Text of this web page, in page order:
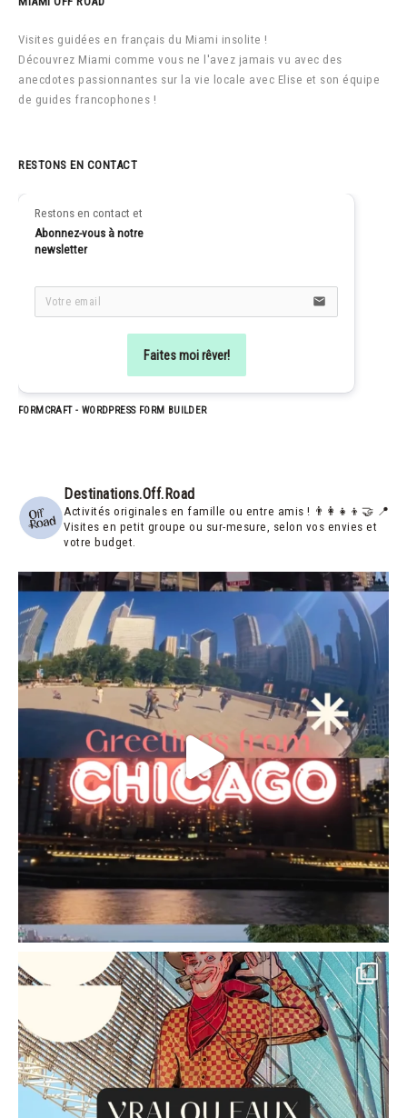
Visites guidées en français du Miami insolite !
Découvrez Miami comme vous ne l'avez jamais vu avec des
anecdotes passionnantes sur la vie locale avec Elise et son équipe
de guides francophones !
RESTONS EN CONTACT
Restons en contact et
Abonnez-vous à notre
newsletter
email
Faites moi rêver!
FORMCRAFT - WORDPRESS FORM BUILDER
Destinations.off.road
Activités originales en famille ou entre amis ! 👨‍👩‍👧‍👦🤝 📍
Visites en petit groupe ou sur-mesure, selon vos envies et
votre budget.